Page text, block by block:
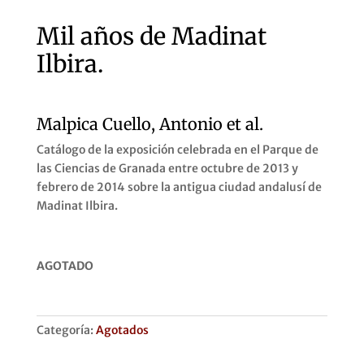
Mil años de Madinat
Ilbira.
Malpica Cuello, Antonio et al.
Catálogo de la exposición celebrada en el Parque de
las Ciencias de Granada entre octubre de 2013 y
febrero de 2014 sobre la antigua ciudad andalusí de
Madinat Ilbira.
AGOTADO
Categoría:Agotados